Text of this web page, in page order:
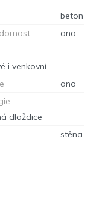
beton
ano
i venkovní
ano
dlaždice
stěna